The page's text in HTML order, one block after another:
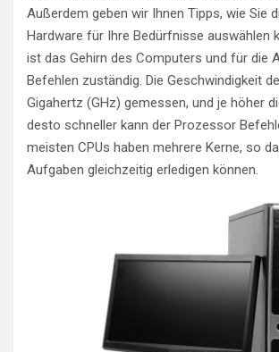
Außerdem geben wir Ihnen Tipps, wie Sie
Hardware für Ihre Bedürfnisse auswählen
ist das Gehirn des Computers und für die
Befehlen zuständig. Die Geschwindigkeit
Gigahertz (GHz) gemessen, und je höher
desto schneller kann der Prozessor
meisten CPUs haben mehrere Kerne, so
Aufgaben gleichzeitig erledigen können.